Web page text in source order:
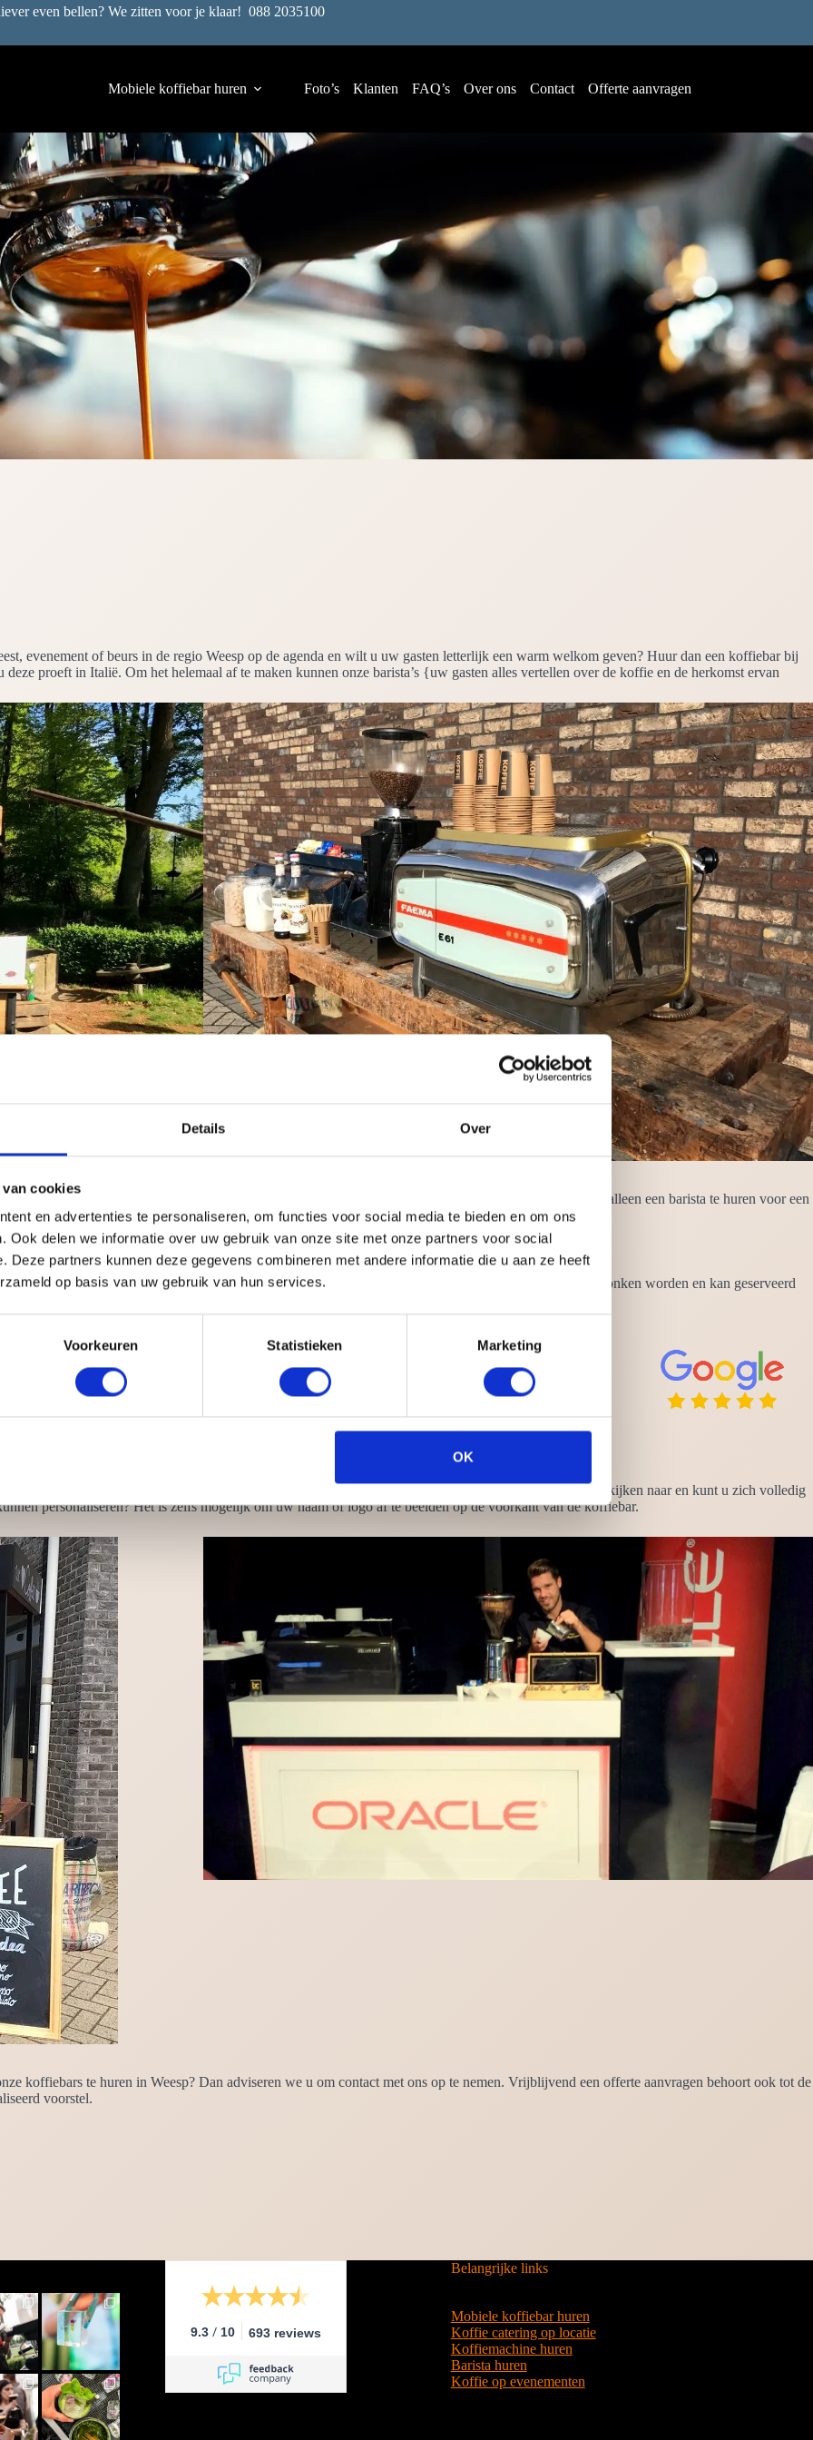
Details Over
cookies
en advertenties te personaliseren, om functies voor social media te bieden en om ons
Ook delen we informatie over uw gebruik van onze site met onze partners voor social
Deze partners kunnen deze gegevens combineren met andere informatie die u aan ze heeft
op basis van uw gebruik van hun services.
Voorkeuren Statistieken Marketing
OK
even bellen? We zitten voor je klaar! 088 2035100
Mobiele koffiebar huren Foto’s Klanten FAQ’s Over ons Contact Offerte aanvragen
evenement of beurs in de regio Weesp op de agenda en wilt u uw gasten letterlijk een warm welkom geven? Huur dan een koffiebar bij
proeft in Italië. Om het helemaal af te maken kunnen onze barista’s {uw gasten alles vertellen over de koffie en de herkomst ervan
één barista mee. Dit is de Italiaanse benaming voor barman of barvrouw. Het is ook mogelijk om alleen een barista te huren voor een
uit handen. Iedere medewerker heeft een professionele opleiding gevolgd en is uitermate gastvrij.
koffie mag eigenlijk ook niet ontbreken. Een lekkere kop koffie kan op elk moment van de dag wel gedronken worden en kan geserveerd
stroompunt.
koffiefiets en koffie tuk tuk
en overige benodigdheden. Wij zorgen ervoor dat alles van A tot Z is geregeld. Zo heeft u nergens omkijken naar en kunt u zich volledig
personaliseren? Het is zelfs mogelijk om uw naam of logo af te beelden op de voorkant van de koffiebar.
koffiebars te huren in Weesp? Dan adviseren we u om contact met ons op te nemen. Vrijblijvend een offerte aanvragen behoort ook tot de
voorstel.
9.3 / 10 693 reviews
Belangrijke links
Mobiele koffiebar huren
Koffie catering op locatie
Koffiemachine huren
Barista huren
Koffie op evenementen